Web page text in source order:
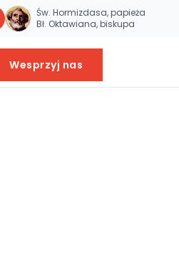
Św. Hormizdasa, papieża
Bł. Oktawiana, biskupa
Wesprzyj nas